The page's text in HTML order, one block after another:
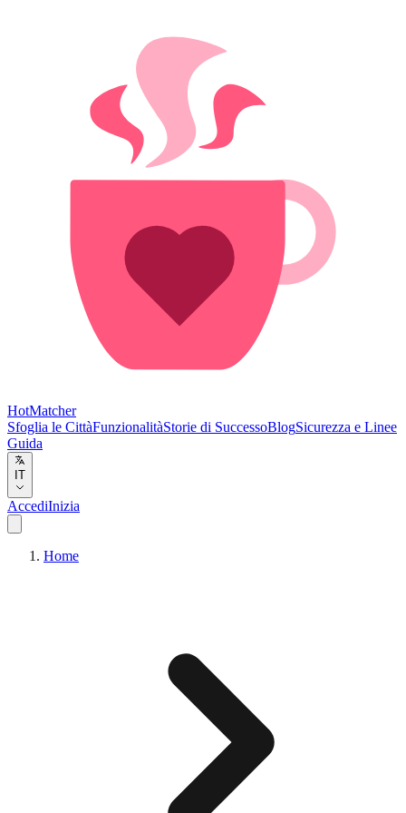
HotMatcher
Sfoglia le CittàFunzionalitàStorie di SuccessoBlogSicurezza e Linee
Guida
IT
AccediInizia
Home